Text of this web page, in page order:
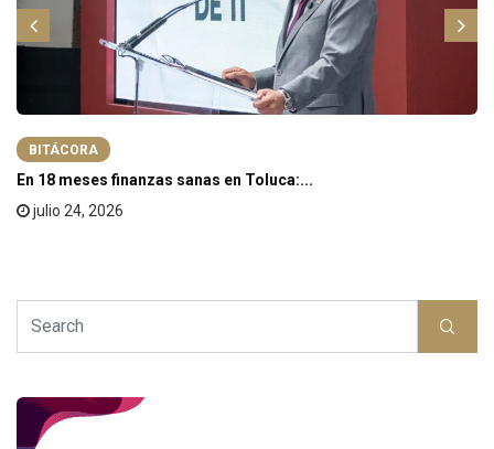
BITÁCORA
En 18 meses finanzas sanas en Toluca:...
julio 24, 2026